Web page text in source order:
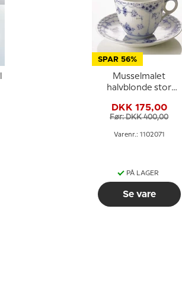
SPAR 56%
Musselmalet
halvblonde stor
cl., Royal Copenhagen
DKK 175,00
Før: DKK 400,00
Varenr.: 1102071
PÅ LAGER
Se vare